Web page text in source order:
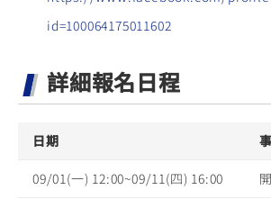
id=100064175011602
詳細報名日程
日期
09/01(一) 12:00~09/11(四) 16:00